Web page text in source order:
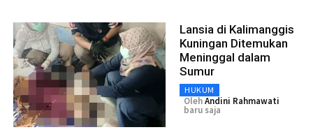
Lansia di Kalimanggis
Kuningan Ditemukan
Meninggal dalam
Sumur
HUKUM
OlehAndini Rahmawati
baru saja